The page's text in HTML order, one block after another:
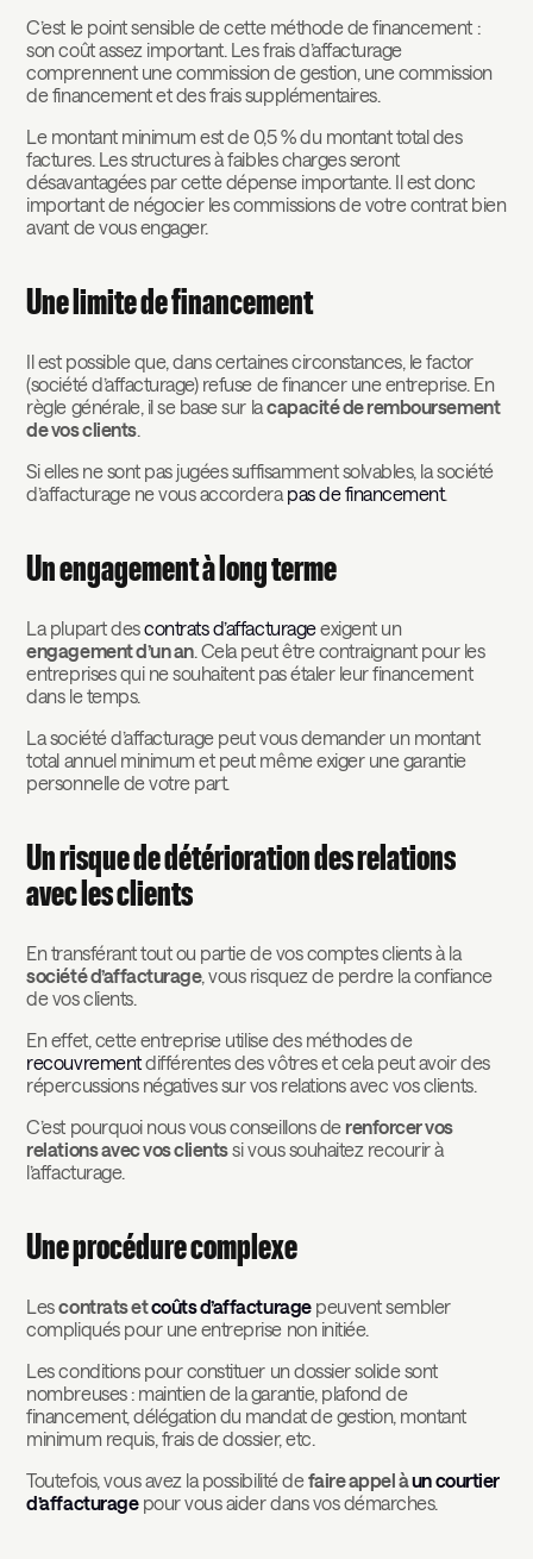
C’est le point sensible de cette méthode de financement :
son coût assez important. Les frais d’affacturage
comprennent une commission de gestion, une commission
de financement et des frais supplémentaires.
Le montant minimum est de 0,5 % du montant total des
factures. Les structures à faibles charges seront
désavantagées par cette dépense importante. Il est donc
important de négocier les commissions de votre contrat bien
avant de vous engager.
Une limite de financement
Il est possible que, dans certaines circonstances, le factor
(société d’affacturage) refuse de financer une entreprise. En
règle générale, il se base sur lacapacité de remboursement
de vos clients.
Si elles ne sont pas jugées suffisamment solvables, la société
d’affacturage ne vous accordera pas de financement.
Un engagement à long terme
La plupart descontrats d’affacturageexigent un
engagement d’un an. Cela peut être contraignant pour les
entreprises qui ne souhaitent pas étaler leur financement
dans le temps.
La société d’affacturage peut vous demander un montant
total annuel minimum et peut même exiger une garantie
personnelle de votre part.
Un risque de détérioration des relations
avec les clients
En transférant tout ou partie de vos comptes clients à la
société d’affacturage, vous risquez de perdre la confiance
de vos clients.
En effet, cette entreprise utilise des méthodes de
recouvrementdifférentes des vôtres et cela peut avoir des
répercussions négatives sur vos relations avec vos clients.
C’est pourquoi nous vous conseillons de renforcer vos
relations avec vos clientssi vous souhaitez recourir à
l’affacturage.
Une procédure complexe
Lescontrats etcoûts d’affacturagepeuvent sembler
compliqués pour une entreprise non initiée.
Les conditions pour constituer un dossier solide sont
nombreuses : maintien de la garantie, plafond de
financement, délégation du mandat de gestion, montant
minimum requis, frais de dossier, etc.
Toutefois, vous avez la possibilité defaire appel àun courtier
d’affacturagepour vous aider dans vos démarches.